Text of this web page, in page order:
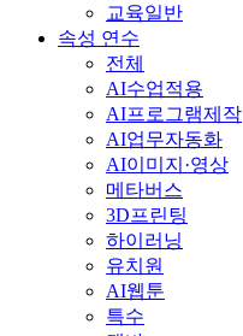
교육일반
속성 연수
전체
AI수업적용
AI프로그램제작
AI업무자동화
AI이미지·영상
메타버스
3D프린팅
하이러닝
유치원
AI웹툰
특수